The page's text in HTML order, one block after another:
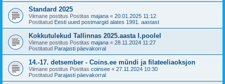
Standard 2025
Viimane postitus Postitas majana « 20.01.2025 11:12
Postitatud Eesti uued postmargid alates 1991. aastast
Kokkutulekud Tallinnas 2025.aasta I.poolel
Viimane postitus Postitas majana « 28.11.2024 11:27
Postitatud Parajasti päevakorral
14.-17. detsember - Coins.ee mündi ja filateeliaoksjon
Viimane postitus Postitas coinsee « 27.11.2024 10:30
Postitatud Parajasti päevakorral